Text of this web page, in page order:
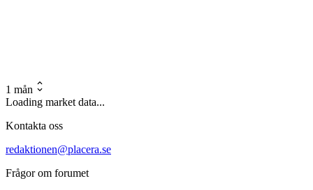
1 mån
Loading market data...
Kontakta oss
redaktionen@placera.se
Frågor om forumet